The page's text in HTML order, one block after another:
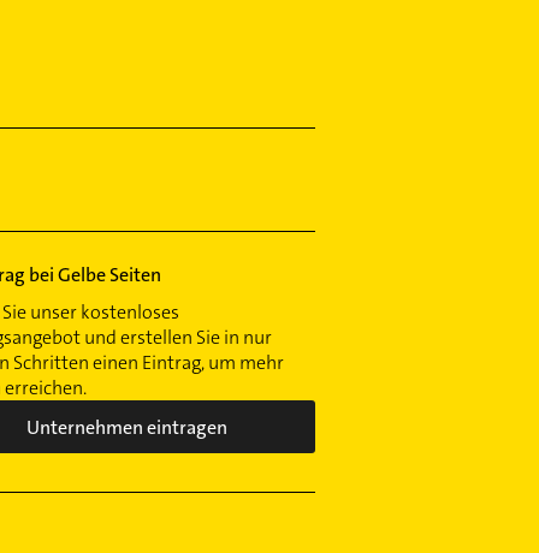
bei Gelbe Seiten
unser kostenloses
und erstellen Sie in nur
Schritten einen Eintrag, um mehr
erreichen.
Unternehmen eintragen